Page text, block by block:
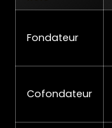
Fondateur
Cofondateur